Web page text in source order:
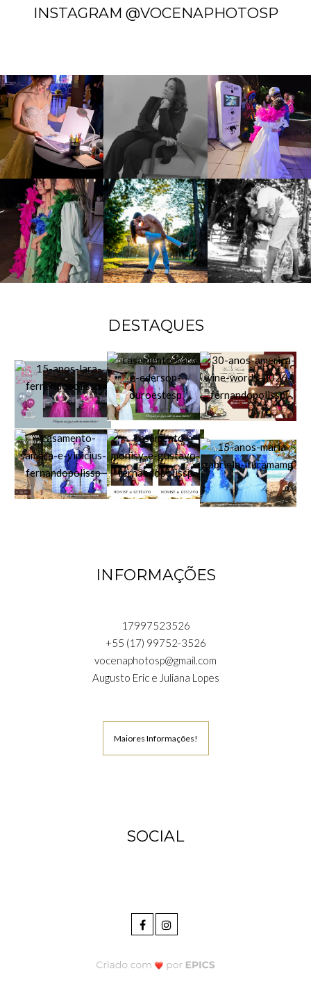
INSTAGRAM @VOCENAPHOTOSP
DESTAQUES
INFORMAÇÕES
17997523526
+55 (17) 99752-3526
vocenaphotosp@gmail.com
Augusto Eric e Juliana Lopes
Maiores Informações!
SOCIAL